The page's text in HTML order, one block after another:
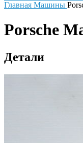
Главная Машины
Porsche
Детали